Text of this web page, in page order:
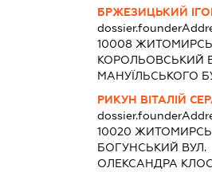
БРЖЕЗИЦЬКИЙ
10008
КОРОЛЬОВСЬКИЙ
МАНУЇЛЬСЬКОГО
РИКУН ВІТАЛІЙ
10020
БОГУНСЬКИЙ ВУЛ.
ОЛЕКСАНДРА